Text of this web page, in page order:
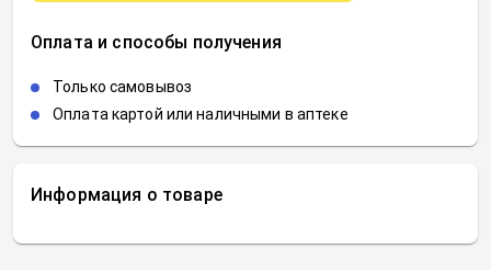
Информация о товаре
Оплата и способы получения
Только самовывоз
Оплата картой или наличными в аптеке